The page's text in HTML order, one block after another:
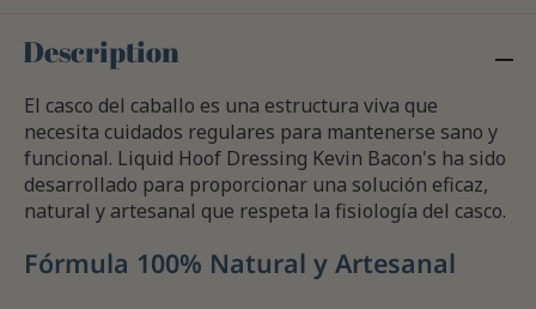
Description
El casco del caballo es una estructura viva que
necesita cuidados regulares para mantenerse sano y
funcional. Liquid Hoof Dressing Kevin Bacon's ha sido
desarrollado para proporcionar una solución eficaz,
natural y artesanal que respeta la fisiología del casco.
Fórmula 100% Natural y Artesanal